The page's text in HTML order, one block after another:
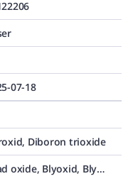
07-18
Diboron trioxide
Lead oxide, Blyoxid, Blymonoxid, C.I. Pigment Yellow 46 , C.I. 77577, Litharge, Lead(II) oxide